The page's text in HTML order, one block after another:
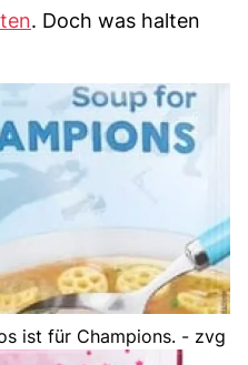
. Doch was halten
ist für Champions. - zvg